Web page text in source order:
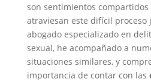
son sentimientos
atraviesan este difícil proceso
abogado especializado en
sexual, he acompañado a
situaciones similares, y
importancia de contar con las